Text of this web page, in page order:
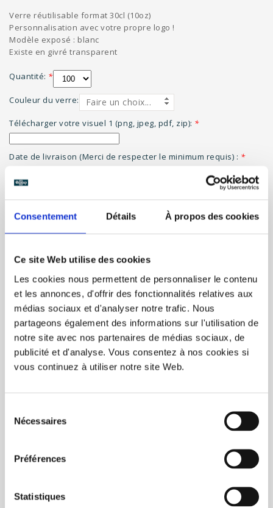
Consentement Détails À propos des cookies
Ce site Web utilise des cookies
Les cookies nous permettent de personnaliser le contenu
et les annonces, d'offrir des fonctionnalités relatives aux
médias sociaux et d'analyser notre trafic. Nous
partageons également des informations sur l'utilisation de
notre site avec nos partenaires de médias sociaux, de
publicité et d'analyse. Vous consentez à nos cookies si
vous continuez à utiliser notre site Web.
Nécessaires
Préférences
Statistiques
Verre réutilisable format 30cl (10oz)
Personnalisation avec votre propre logo !
Modèle exposé : blanc
Existe en givré transparent
Quantité: *
Couleur du verre: Faire un choix...
Télécharger votre visuel 1 (png, jpeg, pdf, zip): *
Date de livraison (Merci de respecter le minimum requis) : *
Ajouter à la liste de souhaits
INFORMATIONS
AVIS
L’authentique ecocup réutilisable et écologique
Passe au lave-vaisselle et au micro-ondes
Matière en polypropylène sans bisphénol A
Délai de livraison variable : nous